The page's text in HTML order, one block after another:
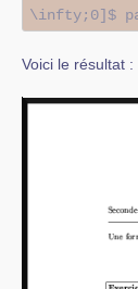
Voici le résultat :